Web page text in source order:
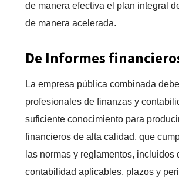
de manera efectiva el plan integral
de manera acelerada.
De Informes
La empresa pública combinada
profesionales de finanzas y
suficiente conocimiento para
financieros de alta calidad, que
las normas y reglamentos, incluidos
contabilidad aplicables, plazos y